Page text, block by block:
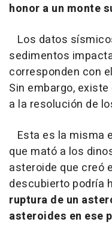
honor a un monte
Los datos
sedimentos
corresponden con
Sin embargo,
a la resolución de
Esta es la misma
que mató a los
asteroide que creó
descubierto podría
ruptura de un
asteroides en ese